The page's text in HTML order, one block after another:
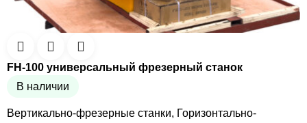
FH-100 универсальный фрезерный станок
В наличии
Вертикально-фрезерные станки, Горизонтально-